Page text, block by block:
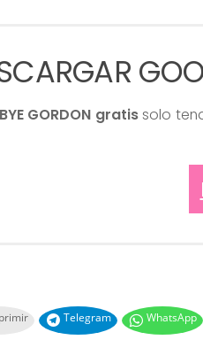
GORDON gratissolo
Telegram WhatsApp